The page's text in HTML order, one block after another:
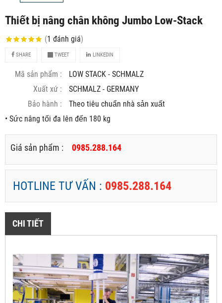
Thiết bị nâng chân không Jumbo Low-Stack
(1 đánh giá)
SHARE TWEET LINKEDIN
Mã sản phẩm :
LOW STACK - SCHMALZ
Xuất xứ :
SCHMALZ - GERMANY
Bảo hành :
Theo tiêu chuẩn nhà sản xuất
• Sức nâng tối đa lên đến 180 kg
Giá sản phẩm : 0985.288.164
HOTLINE TƯ VẤN : 0985.288.164
CHI TIẾT